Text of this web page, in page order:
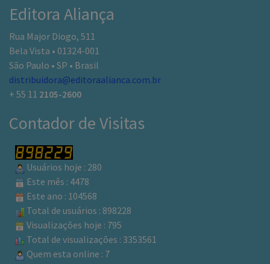
Editora Aliança
Rua Major Diogo, 511
Bela Vista • 01324-001
São Paulo • SP • Brasil
distribuidora@editoraalianca.com.br
+ 55 11 2105-2600
Contador de Visitas
Usuários hoje : 280
Este mês : 4478
Este ano : 104568
Total de usuários : 898228
Visualizações hoje : 795
Total de visualizações : 3353561
Quem esta online : 7